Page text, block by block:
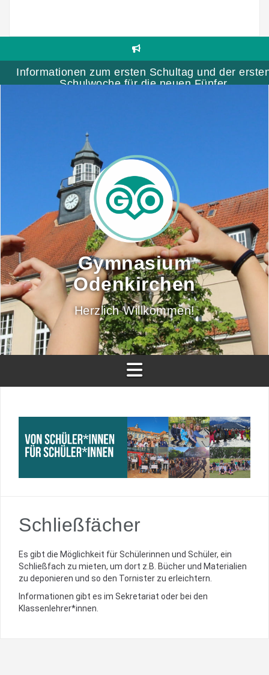
Informationen zum ersten Schultag und der
Schulwoche für die neuen Fünfer
Gymnasium
Odenkirchen
Herzlich Willkommen!
Schließfächer
Es gibt die Möglichkeit für Schülerinnen und Schüler, ein
Schließfach zu mieten, um dort z.B. Bücher und Materialien
zu deponieren und so den Tornister zu erleichtern.
Informationen gibt es im Sekretariat oder bei den
Klassenlehrer*innen.